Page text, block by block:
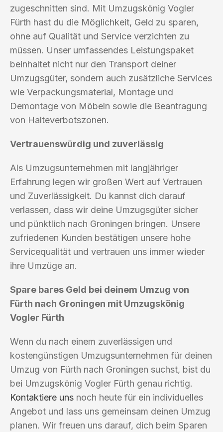
zugeschnitten sind. Mit Umzugskönig Vogler
Fürth hast du die Möglichkeit, Geld zu sparen,
ohne auf Qualität und Service verzichten zu
müssen. Unser umfassendes Leistungspaket
beinhaltet nicht nur den Transport deiner
Umzugsgüter, sondern auch zusätzliche Services
wie Verpackungsmaterial, Montage und
Demontage von Möbeln sowie die Beantragung
von Halteverbotszonen.
Vertrauenswürdig und zuverlässig
Als Umzugsunternehmen mit langjähriger
Erfahrung legen wir großen Wert auf Vertrauen
und Zuverlässigkeit. Du kannst dich darauf
verlassen, dass wir deine Umzugsgüter sicher
und pünktlich nach Groningen bringen. Unsere
zufriedenen Kunden bestätigen unsere hohe
Servicequalität und vertrauen uns immer wieder
ihre Umzüge an.
Spare bares Geld bei deinem Umzug von
Fürth nach Groningen mit Umzugskönig
Vogler Fürth
Wenn du nach einem zuverlässigen und
kostengünstigen Umzugsunternehmen für deinen
Umzug von Fürth nach Groningen suchst, bist du
bei Umzugskönig Vogler Fürth genau richtig.
Kontaktiere uns noch heute für ein individuelles
Angebot und lass uns gemeinsam deinen Umzug
planen. Wir freuen uns darauf, dich beim Sparen